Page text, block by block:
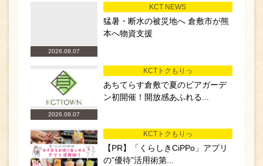
2026.08.07
KCT NEWS
猛暑・断水の被災地へ 倉敷市が熊
本へ物資支援
2026.08.07
KCTトクもりっ
あちてらす倉敷で夏のビアガーデ
ン初開催！開放感あふれる...
KCTトクもりっ
【PR】「くらしきCiPPo」アプリ
の”優待”活用術第...